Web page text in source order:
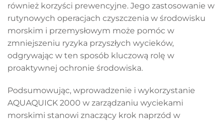
również korzyści prewencyjne. Jego zastosowanie w
rutynowych operacjach czyszczenia w środowisku
morskim i przemysłowym może pomóc w
zmniejszeniu ryzyka przyszłych wycieków,
odgrywając w ten sposób kluczową rolę w
proaktywnej ochronie środowiska.
Podsumowując, wprowadzenie i wykorzystanie
AQUAQUICK 2000 w zarządzaniu wyciekami
morskimi stanowi znaczący krok naprzód w